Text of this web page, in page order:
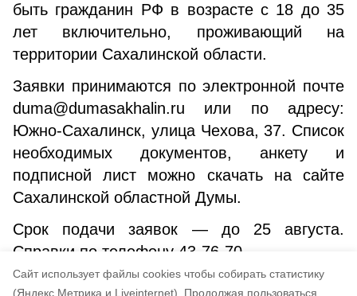
Cайт использует файлы cookies чтобы собирать статистику
(Яндекс.Метрика и Liveinternet).
Продолжая пользоваться
быть гражданин РФ в возрасте с 18 до 35
лет включительно, проживающий на
территории Сахалинской области.
Заявки принимаются по электронной почте
duma@dumasakhalin.ru или по адресу:
Южно-Сахалинск, улица Чехова, 37. Список
необходимых документов, анкету и
подписной лист можно скачать на сайте
Сахалинской областной Думы.
Срок подачи заявок — до 25 августа.
Справки по телефону 43-76-70.
Авторы: Пресс-центр Сахалинской областной Думы